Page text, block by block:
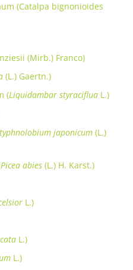
(Catalpa bignonioides
(Mirb.) Franco)
(L.) Gaertn.)
(Liquidambar styracifluaL.)
japonicum(L.)
Picea abies(L.) H. Karst.)
L.)
L.)
L.)